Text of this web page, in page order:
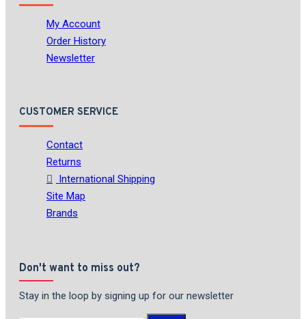
My Account
Order History
Newsletter
CUSTOMER SERVICE
Contact
Returns
International Shipping
Site Map
Brands
Don't want to miss out?
Stay in the loop by signing up for our newsletter